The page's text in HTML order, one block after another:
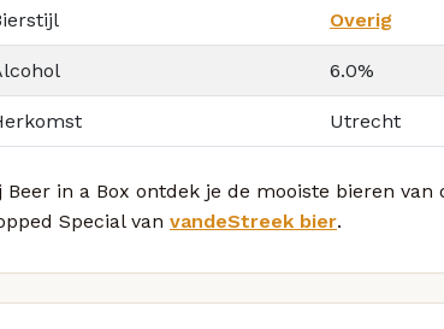
Overig
6.0%
Utrecht
Beer in a Box ontdek je de mooiste bieren
Special van vandeStreek bier.